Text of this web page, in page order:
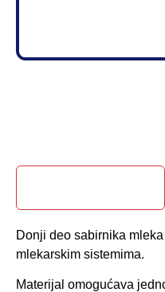
Donji deo sabirnika
mlekarskim sistemima.
Materijal omogućava